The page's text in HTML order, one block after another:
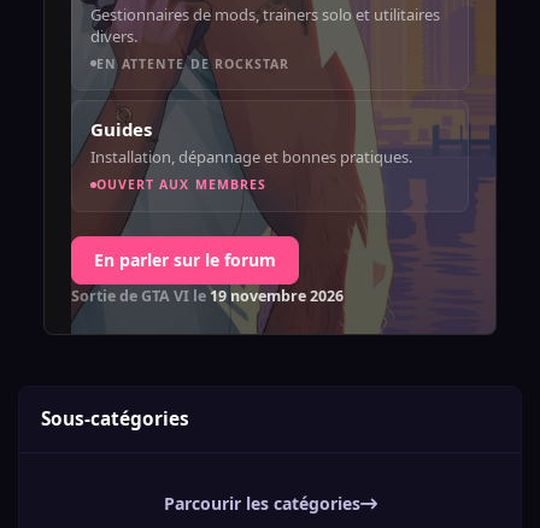
Gestionnaires de mods, trainers solo et utilitaires
divers.
EN ATTENTE DE ROCKSTAR
Guides
Installation, dépannage et bonnes pratiques.
OUVERT AUX MEMBRES
En parler sur le forum
Sortie de GTA VI le19 novembre 2026
Sous-catégories
Parcourir les catégories